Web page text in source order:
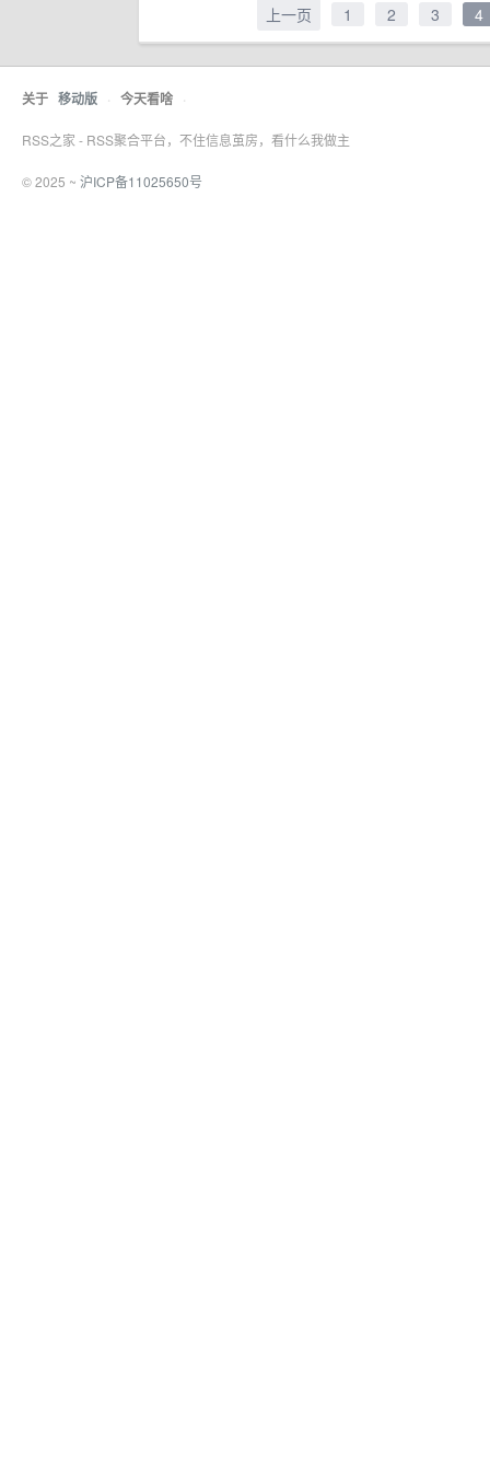
上一页 1 2 3 4
关于 移动版 · 今天看啥 ·
RSS之家 - RSS聚合平台，不住信息茧房，看什么我做主
© 2025 ~ 沪ICP备11025650号